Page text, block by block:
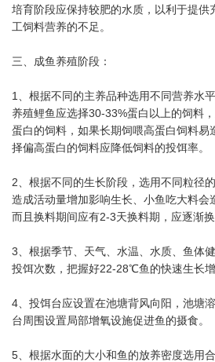
培育阶段应保持较肥的水质，以利于提供
工饲料营养的不足。
三、成鱼养殖阶段：
1、根据不同的主养品种选用不同营养水
养殖鲤鱼应选择30-33%蛋白以上的饲料
蛋白的饲料，如果长期饲喂高蛋白饲料易
择偏高蛋白的饲料应降低饲料的投饵率。
2、根据不同的生长阶段，选用不同粒径
造成活动量增加影响生长、小鱼吃大料会
而且换料期间应有2-3天换料期，应逐渐
3、根据季节、天气、水温、水质、鱼体
投饵次数，把握好22-28℃鱼的快速生长增
4、投饵台应设置在池塘背风向阳，池塘
台周围设置局部增氧设施促进鱼的摄食。
5、根据水面的大小和鱼的放养密度选用合